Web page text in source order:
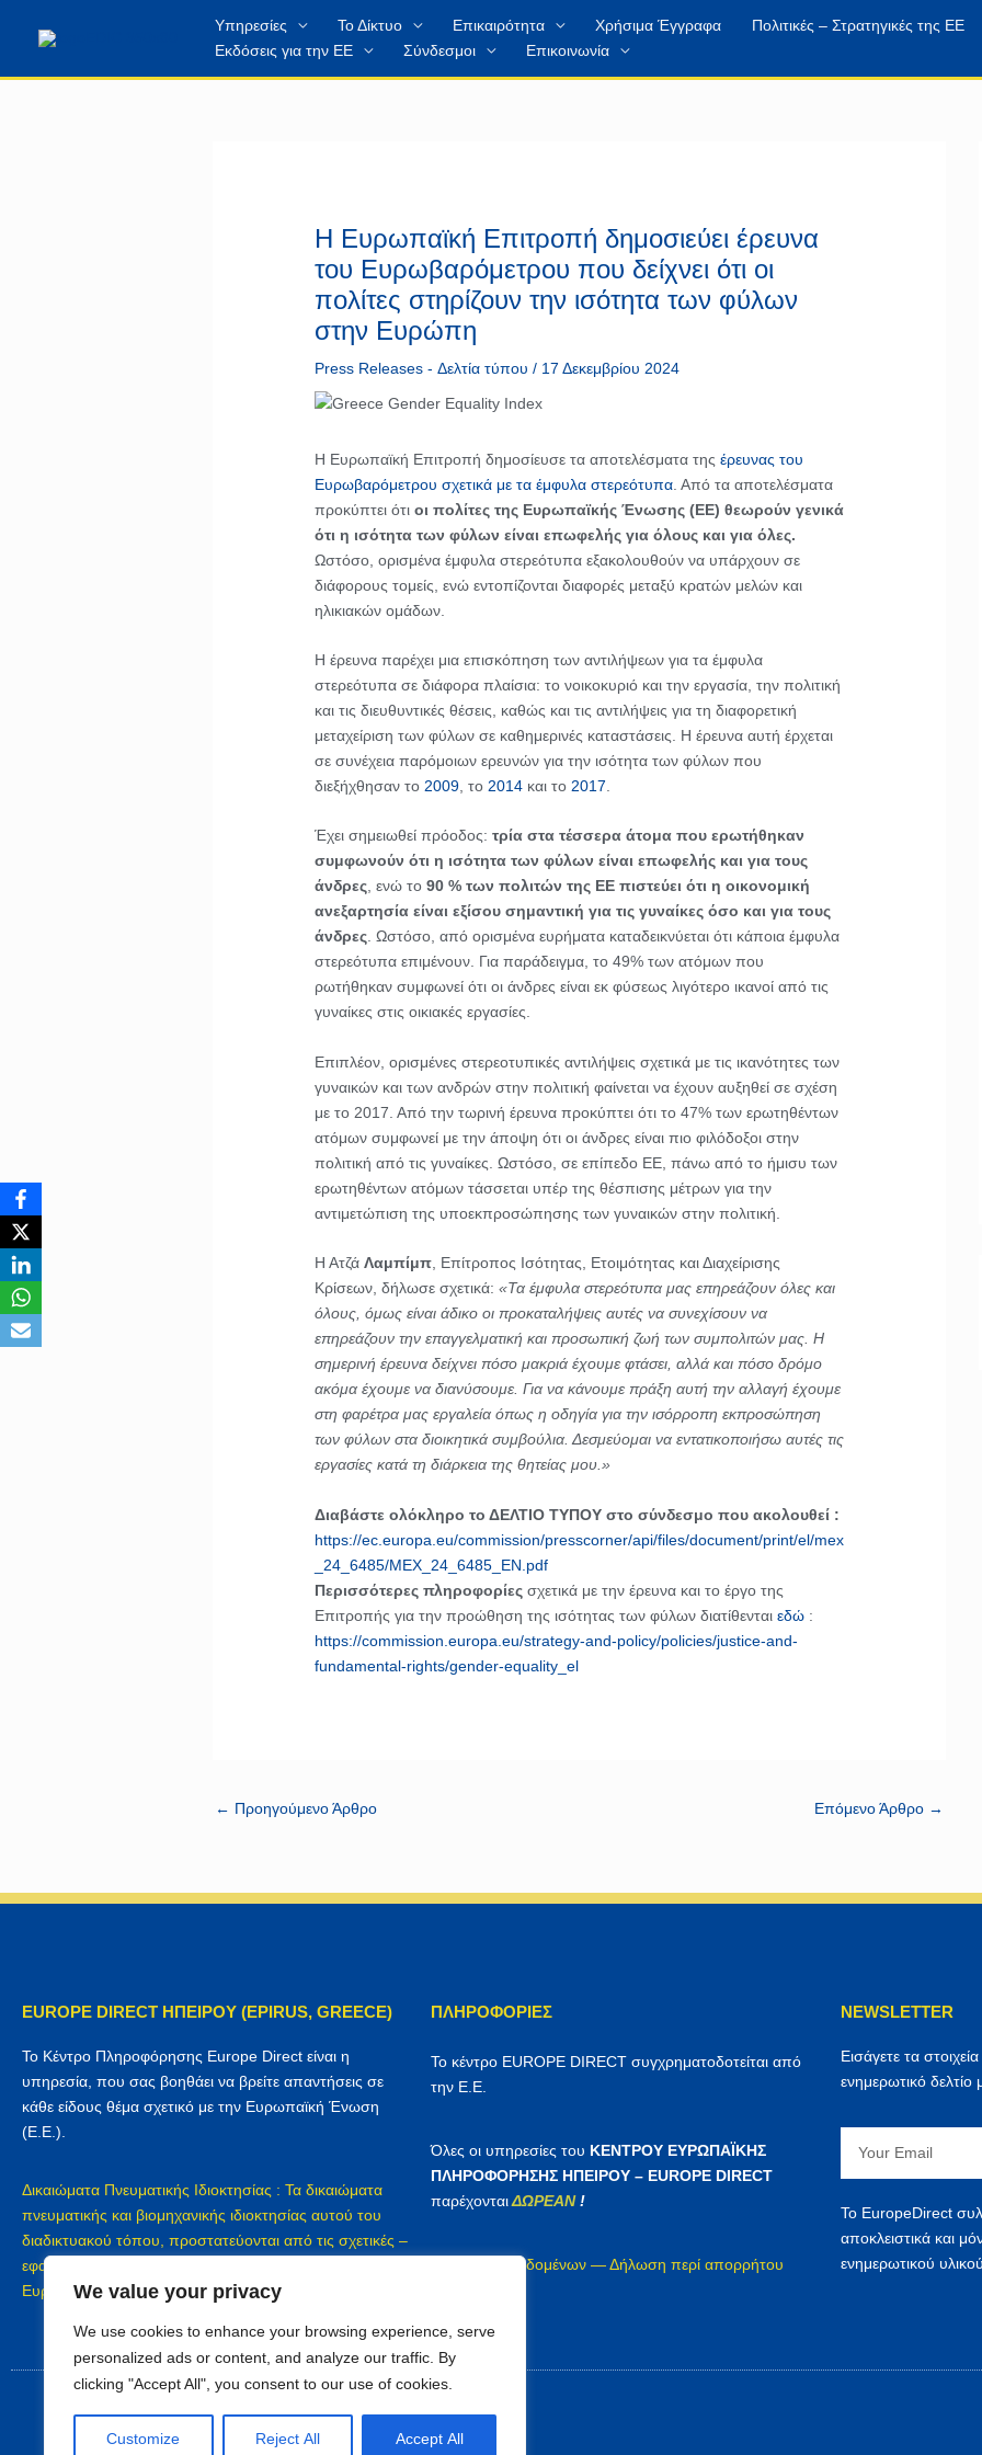
We value your privacy
We use cookies to enhance your browsing experience, serve
personalized ads or content, and analyze our traffic. By
clicking "Accept All", you consent to our use of cookies.
Customize Reject All Accept All
Υπηρεσίες Το Δίκτυο Επικαιρότητα Χρήσιμα Έγγραφα Πολιτικές – Στρατηγικές της ΕΕ
Εκδόσεις για την ΕΕ
Σύνδεσμοι Επικοινωνία
Η Ευρωπαϊκή Επιτροπή δημοσιεύει έρευνα
του Ευρωβαρόμετρου που δείχνει ότι οι
πολίτες στηρίζουν την ισότητα των φύλων
στην Ευρώπη
Press Releases - Δελτία τύπου / 17 Δεκεμβρίου 2024
Η Ευρωπαϊκή Επιτροπή δημοσίευσε τα αποτελέσματα της έρευνας του
Ευρωβαρόμετρου σχετικά με τα έμφυλα στερεότυπα. Από τα αποτελέσματα
προκύπτει ότι οι πολίτες της Ευρωπαϊκής Ένωσης (ΕΕ) θεωρούν γενικά
ότι η ισότητα των φύλων είναι επωφελής για όλους και για όλες.
Ωστόσο, ορισμένα έμφυλα στερεότυπα εξακολουθούν να υπάρχουν σε
διάφορους τομείς, ενώ εντοπίζονται διαφορές μεταξύ κρατών μελών και
ηλικιακών ομάδων.
Η έρευνα παρέχει μια επισκόπηση των αντιλήψεων για τα έμφυλα
στερεότυπα σε διάφορα πλαίσια: το νοικοκυριό και την εργασία, την πολιτική
και τις διευθυντικές θέσεις, καθώς και τις αντιλήψεις για τη διαφορετική
μεταχείριση των φύλων σε καθημερινές καταστάσεις. Η έρευνα αυτή έρχεται
σε συνέχεια παρόμοιων ερευνών για την ισότητα των φύλων που
διεξήχθησαν το 2009, το 2014και το 2017
Έχει σημειωθεί πρόοδος: τρία στα τέσσερα άτομα που ερωτήθηκαν
συμφωνούν ότι η ισότητα των φύλων είναι επωφελής και για τους
άνδρες, ενώ το 90 % των πολιτών της ΕΕ πιστεύει ότι η οικονομική
ανεξαρτησία είναι εξίσου σημαντική για τις γυναίκες όσο και για τους
άνδρες. Ωστόσο, από ορισμένα ευρήματα καταδεικνύεται ότι κάποια έμφυλα
στερεότυπα επιμένουν. Για παράδειγμα, το 49% των ατόμων που
ρωτήθηκαν συμφωνεί ότι οι άνδρες είναι εκ φύσεως λιγότερο ικανοί από τις
γυναίκες στις οικιακές εργασίες.
Επιπλέον, ορισμένες στερεοτυπικές αντιλήψεις σχετικά με τις ικανότητες των
γυναικών και των ανδρών στην πολιτική φαίνεται να έχουν αυξηθεί σε σχέση
με το 2017. Από την τωρινή έρευνα προκύπτει ότι το 47% των ερωτηθέντων
ατόμων συμφωνεί με την άποψη ότι οι άνδρες είναι πιο φιλόδοξοι στην
πολιτική από τις γυναίκες. Ωστόσο, σε επίπεδο ΕΕ, πάνω από το ήμισυ των
ερωτηθέντων ατόμων τάσσεται υπέρ της θέσπισης μέτρων για την
αντιμετώπιση της υποεκπροσώπησης των γυναικών στην πολιτική.
Η Ατζά Λαμπίμπ, Επίτροπος Ισότητας, Ετοιμότητας και Διαχείρισης
Κρίσεων, δήλωσε σχετικά: «Τα έμφυλα στερεότυπα μας επηρεάζουν όλες και
όλους, όμως είναι άδικο οι προκαταλήψεις αυτές να συνεχίσουν να
επηρεάζουν την επαγγελματική και προσωπική ζωή των συμπολιτών μας. Η
σημερινή έρευνα δείχνει πόσο μακριά έχουμε φτάσει, αλλά και πόσο δρόμο
ακόμα έχουμε να διανύσουμε. Για να κάνουμε πράξη αυτή την αλλαγή έχουμε
στη φαρέτρα μας εργαλεία όπως η οδηγία για την ισόρροπη εκπροσώπηση
των φύλων στα διοικητικά συμβούλια. Δεσμεύομαι να εντατικοποιήσω αυτές τις
εργασίες κατά τη διάρκεια της θητείας μου.»
Διαβάστε ολόκληρο το ΔΕΛΤΙΟ ΤΥΠΟΥ στο σύνδεσμο που ακολουθεί :
https://ec.europa.eu/commission/presscorner/api/files/document/print/el/mex
_24_6485/MEX_24_6485_EN.pdf
Περισσότερες πληροφορίεςσχετικά με την έρευνα και το έργο της
Επιτροπής για την προώθηση της ισότητας των φύλων διατίθενται εδώ:
https://commission.europa.eu/strategy-and-policy/policies/justice-and-
fundamental-rights/gender-equality_el
← Προηγούμενο Άρθρο Επόμενο Άρθρο →
EUROPE DIRECT ΗΠΕΙΡΟΥ (EPIRUS, GREECE)
Το Κέντρο Πληροφόρησης Europe Direct είναι η
υπηρεσία, που σας βοηθάει να βρείτε απαντήσεις σε
κάθε είδους θέμα σχετικό με την Ευρωπαϊκή Ένωση
(Ε.Ε.).
Δικαιώματα Πνευματικής Ιδιοκτησίας : Τα δικαιώματα
πνευματικής και βιομηχανικής ιδιοκτησίας αυτού του
διαδικτυακού τόπου, προστατεύονται από τις σχετικές –
εφαρμοζόμενες διατάξεις του Ελληνικού δικαίου, του
Ευρωπαϊκού δικαίου και των διεθνών συμβάσεων
ΠΛΗΡΟΦΟΡΊΕΣ
Το κέντρο EUROPE DIRECT συγχρηματοδοτείται από
την Ε.Ε.
Όλες οι υπηρεσίες του ΚΕΝΤΡΟΥ ΕΥΡΩΠΑΪΚΗΣ
ΠΛΗΡΟΦΟΡΗΣΗΣ ΗΠΕΙΡΟΥ – EUROPE DIRECT
παρέχονταιΔΩΡΕΑΝ!
Προστασία δεδομένων — Δήλωση περί απορρήτου
NEWSLETTER
Εισάγετε τα
ενημερωτικό
Το EuropeDirect
αποκλειστικά και
ενημερωτικού